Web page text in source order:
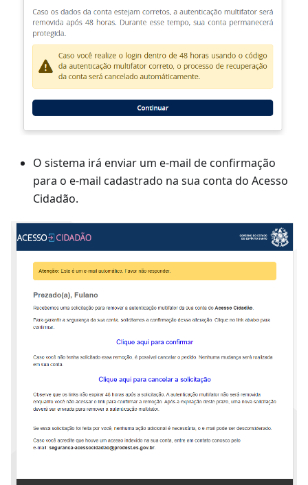
O sistema irá enviar um e-mail de confirmação
para o e-mail cadastrado na sua conta do Acesso
Cidadão.